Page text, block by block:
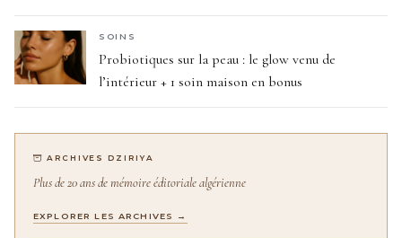
SOINS
Probiotiques sur la peau : le glow venu de
l’intérieur + 1 soin maison en bonus
ARCHIVES DZIRIYA
Plus de 20 ans de mémoire éditoriale algérienne
EXPLORER LES ARCHIVES →